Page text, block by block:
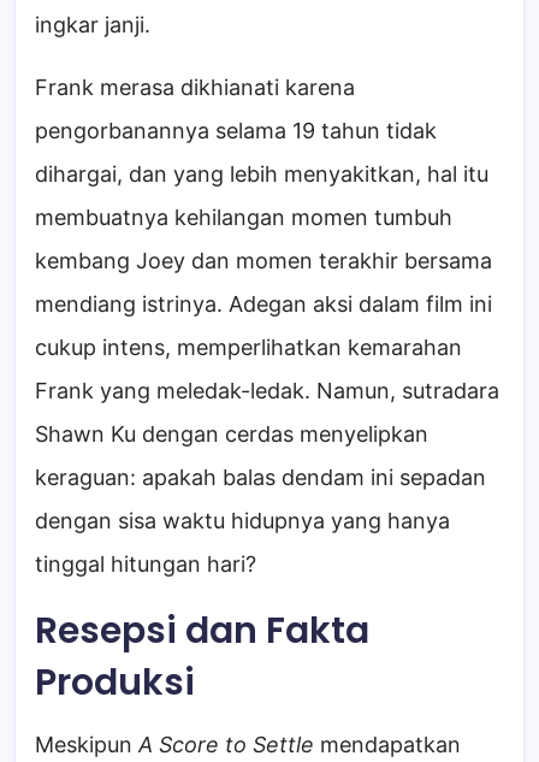
ingkar janji.
Frank merasa dikhianati karena
pengorbanannya selama 19 tahun tidak
dihargai, dan yang lebih menyakitkan, hal itu
membuatnya kehilangan momen tumbuh
kembang Joey dan momen terakhir bersama
mendiang istrinya. Adegan aksi dalam film ini
cukup intens, memperlihatkan kemarahan
Frank yang meledak-ledak. Namun, sutradara
Shawn Ku dengan cerdas menyelipkan
keraguan: apakah balas dendam ini sepadan
dengan sisa waktu hidupnya yang hanya
tinggal hitungan hari?
Resepsi dan Fakta
Produksi
MeskipunA Score to Settle mendapatkan